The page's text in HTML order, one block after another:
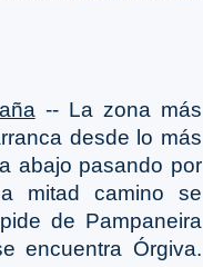
-- La zona más
desde lo más
abajo pasando por
mitad camino se
de Pampaneira
encuentra Órgiva.